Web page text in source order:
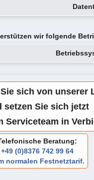
wir folgende
sich von unserer
setzen Sie sich jetzt
Serviceteam in
Beratung:
+49 (0)8376 742 99 64
normalen Festnetztarif.